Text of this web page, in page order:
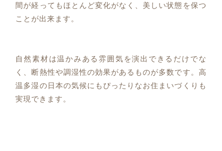
間が経ってもほとんど変化がなく、美しい状態を保つ
ことが出来ます。
自然素材は温かみある雰囲気を演出できるだけでな
く、断熱性や調湿性の効果があるものが多数です。高
温多湿の日本の気候にもぴったりなお住まいづくりも
実現できます。